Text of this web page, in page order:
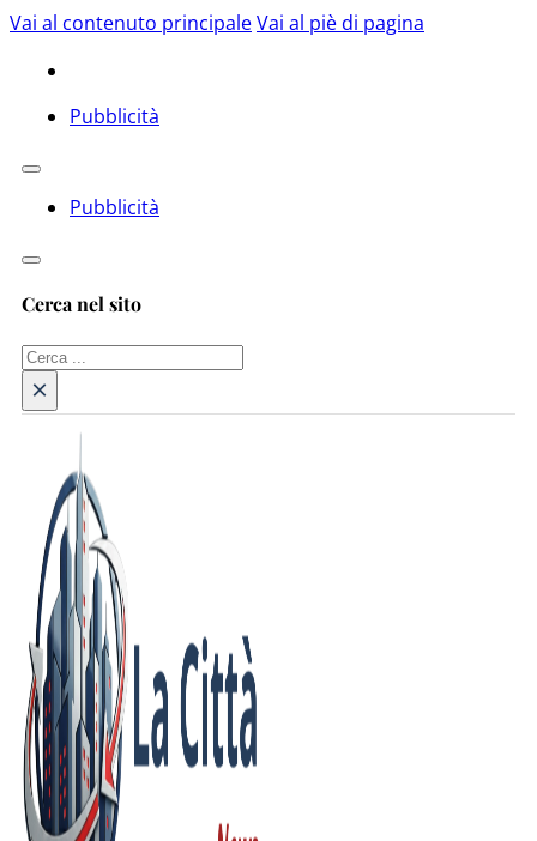
Vai al contenuto principaleVai al piè di pagina
Pubblicità
Pubblicità
Cerca nel sito
Cerca
×